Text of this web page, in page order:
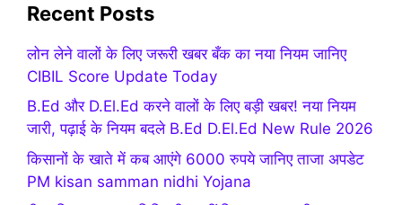
Recent Posts
लोन लेने वालों के लिए जरूरी खबर बँक का नया नियम जानिए
CIBIL Score Update Today
B.Ed और D.El.Ed करने वालों के लिए बड़ी खबर! नया नियम
जारी, पढ़ाई के नियम बदले B.Ed D.El.Ed New Rule 2026
किसानों के खाते में कब आएंगे 6000 रुपये जानिए ताजा अपडेट
PM kisan samman nidhi Yojana